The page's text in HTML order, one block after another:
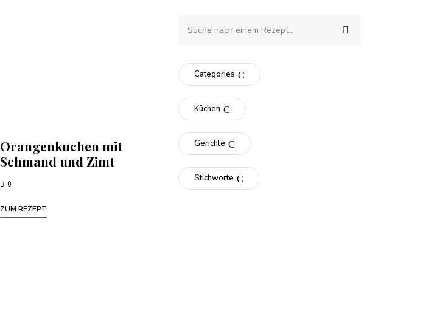
Categories
Küchen
Gerichte
Stichworte
Orangenkuchen mit
Schmand und Zimt
0
ZUM REZEPT